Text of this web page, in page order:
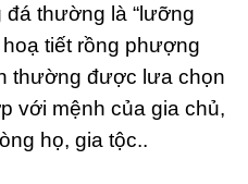
đá thường là “lưỡng
tiết rồng phượng
thường được lưa chọn
với mệnh của gia chủ,
họ, gia tộc..